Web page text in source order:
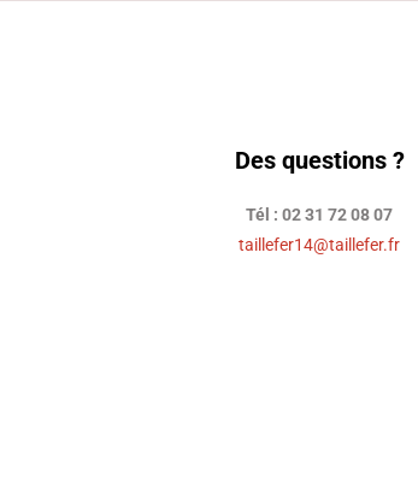
Des questions ?
Tél : 02 31 72 08 07
taillefer14@taillefer.fr